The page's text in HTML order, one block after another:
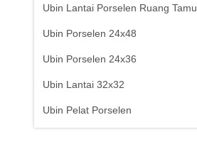
Ubin Lantai Porselen Ruang Tamu
Ubin Porselen 24x48
Ubin Porselen 24x36
Ubin Lantai 32x32
Ubin Pelat Porselen